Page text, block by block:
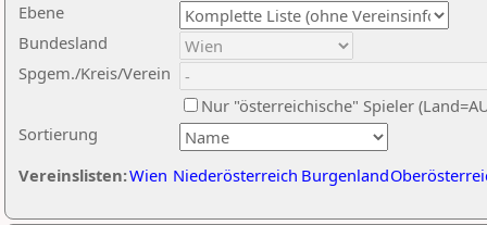
Ebene
Sortierung
Bundesland
Spgem./Kreis/Verein
Nur "österreichische" Spieler
Vereinslisten:Wien Niederösterreich Burgenland